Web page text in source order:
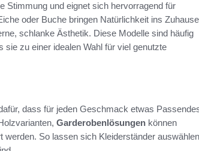
Stimmung und eignet sich hervorragend für
oder Buche bringen Natürlichkeit ins
schlanke Ästhetik. Diese Modelle sind häufig
zu einer idealen Wahl für viel genutzte
dass für jeden Geschmack etwas
Garderobenlösungen können
So lassen sich Kleiderständer